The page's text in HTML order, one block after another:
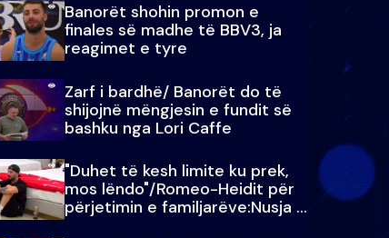
Banorët shohin promon e
finales së madhe të BBV3, ja
reagimet e tyre
Zarf i bardhë/ Banorët do të
shijojnë mëngjesin e fundit së
bashku nga Lori Caffe
"Duhet të kesh limite ku prek,
mos lëndo"/Romeo-Heidit për
përjetimin e familjarëve:Nusja e
Julit…